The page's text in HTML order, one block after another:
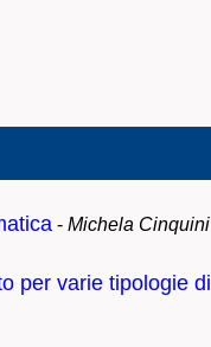
- Michela Cinquini
per varie tipologie di